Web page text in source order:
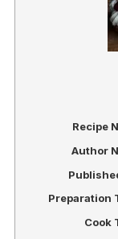
Recipe
Author
Preparation
Cook